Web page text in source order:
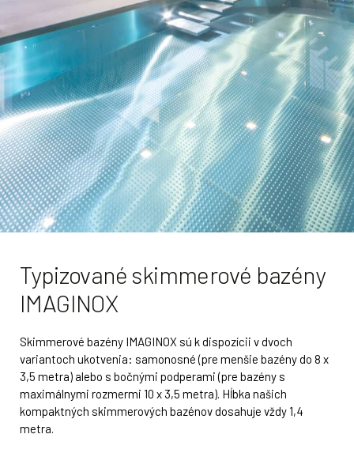
Typizované skimmerové bazény
IMAGINOX
Skimmerové bazény IMAGINOX sú k dispozícii v dvoch
variantoch ukotvenia: samonosné (pre menšie bazény do 8 x
3,5 metra) alebo s bočnými podperami (pre bazény s
maximálnymi rozmermi 10 x 3,5 metra). Hĺbka našich
kompaktných skimmerových bazénov dosahuje vždy 1,4
metra.